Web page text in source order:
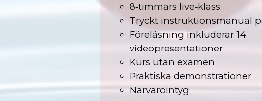
8‑timmars live‑klass
Tryckt instruktionsmanual
Föreläsning inkluderar 14
videopresentationer
Kurs utan examen
Praktiska demonstrationer
Närvarointyg